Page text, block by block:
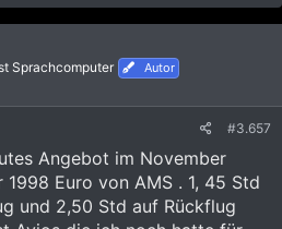
Sprachcomputer Autor
#3.657
Angebot im November
Euro von AMS . 1, 45 Std
und 2,50 Std auf Rückflug